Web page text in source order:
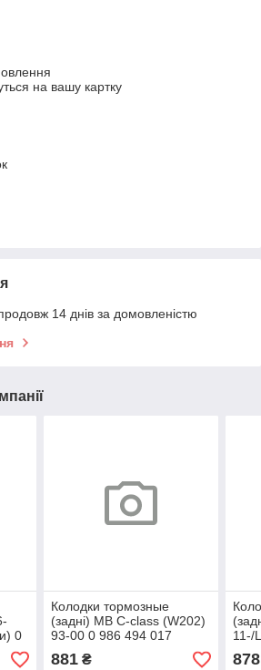
на вашу картку
14 днів за домовленістю
0
Колодки тормозные
(задні) MB C-class (W202)
93-00 0 986 494 017
(BOSCH)
881₴
11-/
986
878